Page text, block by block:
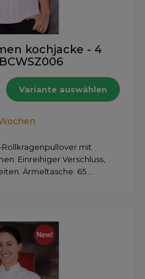
kochjacke - 4
Variante auswählen
Rollkragenpullover mit
Einreihiger Verschluss,
Ärmeltasche. 65 ...